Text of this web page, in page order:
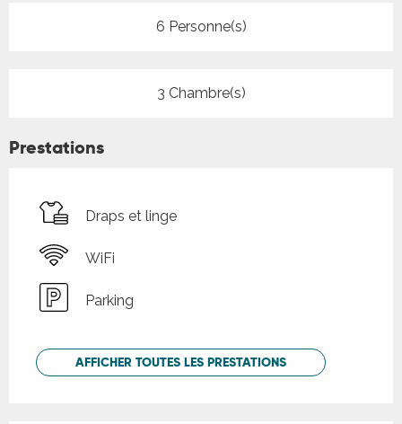
6 Personne(s)
3 Chambre(s)
Prestations
Draps et linge
WiFi
Parking
AFFICHER TOUTES LES PRESTATIONS